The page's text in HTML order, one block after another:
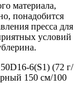
материала,
понадобится
пресса для
условий
6(S1) (72 г/
150 см/100